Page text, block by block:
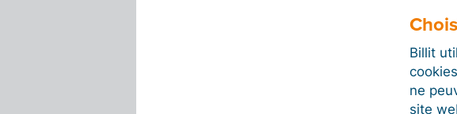
qu’était exactement la facturation
commencé à l’utiliser et à connaître
Et ces avantages sont nombreux :
Billit
ne
site